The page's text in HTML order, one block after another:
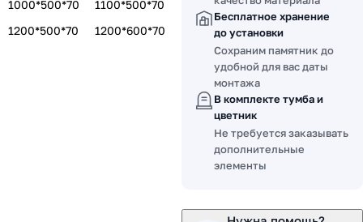
1000*500*70
1100*500*70
1200*500*70
1200*600*70
Бесплатное хранение
до установки
Сохраним памятник до
удобной для вас даты
монтажа
В комплекте тумба и
цветник
Не требуется заказывать
дополнительные
элементы